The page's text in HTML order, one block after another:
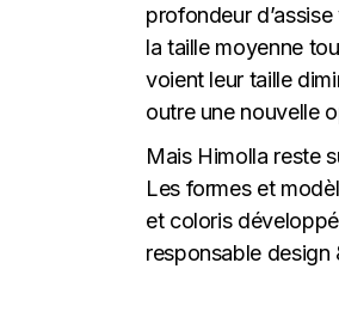
profondeur
la taille moyenne
voient leur taille
outre une nouvelle
Mais Himolla reste
Les formes et
et coloris
responsable